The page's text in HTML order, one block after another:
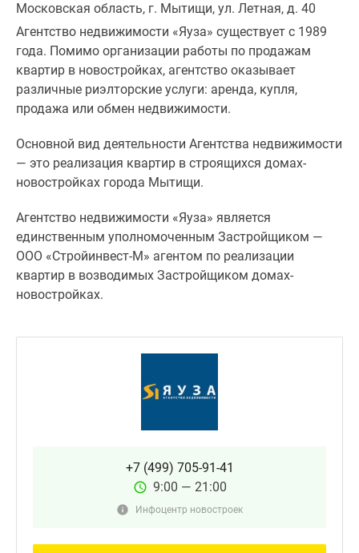
Московская область, г. Мытищи, ул. Летная, д. 40
Агентство недвижимости «Яуза» существует с 1989
года. Помимо организации работы по продажам
квартир в новостройках, агентство оказывает
различные риэлторские услуги: аренда, купля,
продажа или обмен недвижимости.
Основной вид деятельности Агентства недвижимости
— это реализация квартир в строящихся домах-
новостройках города Мытищи.
Агентство недвижимости «Яуза» является
единственным уполномоченным Застройщиком —
ООО «Стройинвест-М» агентом по реализации
квартир в возводимых Застройщиком домах-
новостройках.
+7 (499) 705-91-41
9:00 — 21:00
Инфоцентр новостроек